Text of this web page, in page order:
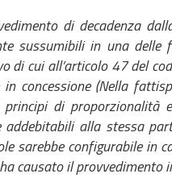
di decadenza
sussumibili in una delle
di cui all’articolo 47 del
in concessione (Nella
di proporzionalità
addebitabili alla stessa
sarebbe configurabile in
causato il provvedimento